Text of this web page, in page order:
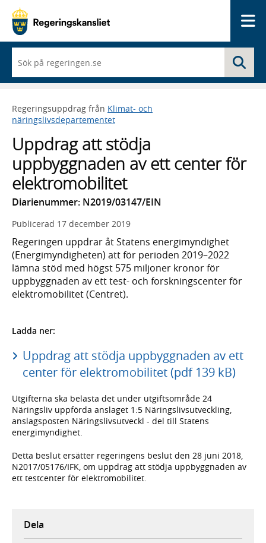
du
börjar
skriva
framträder
en
med
sökförslag
Regeringsuppdrag från Klimat- och
näringslivsdepartementet
Uppdrag att stödja
uppbyggnaden av ett center för
elektromobilitet
Diarienummer: N2019/03147/EIN
Publicerad 17 december 2019
Regeringen uppdrar åt Statens energimyndighet
(Energimyndigheten) att för perioden 2019–2022
lämna stöd med högst 575 miljoner kronor för
uppbyggnaden av ett test- och forskningscenter för
elektromobilitet (Centret).
Ladda ner:
Uppdrag att stödja uppbyggnaden av ett
center för elektromobilitet (pdf 139 kB)
Utgifterna ska belasta det under utgiftsområde 24
Näringsliv uppförda anslaget 1:5 Näringslivsutveckling,
anslagsposten Näringslivsutveckl - del till Statens
energimyndighet.
Detta beslut ersätter regeringens beslut den 28 juni 2018,
N2017/05176/IFK, om uppdrag att stödja uppbyggnaden av
ett testcenter för elektromobilitet.
Dela